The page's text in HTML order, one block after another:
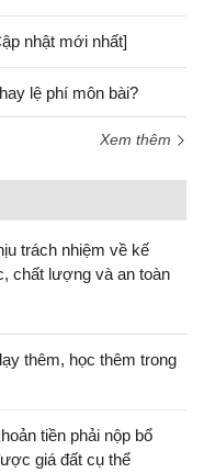
nhật mới nhất]
lệ phí môn bài?
Xem thêm
trách nhiệm về kế
chất lượng và an toàn
thêm, học thêm trong
tiền phải nộp bổ
giá đất cụ thể